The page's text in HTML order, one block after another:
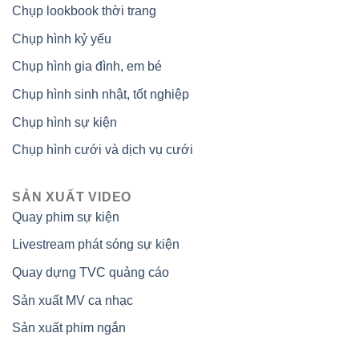
Chụp lookbook thời trang
Chụp hình kỷ yếu
Chụp hình gia đình, em bé
Chụp hình sinh nhật, tốt nghiệp
Chụp hình sự kiện
Chụp hình cưới và dịch vụ cưới
SẢN XUẤT VIDEO
Quay phim sự kiện
Livestream phát sóng sự kiện
Quay dựng TVC quảng cáo
Sản xuất MV ca nhạc
Sản xuất phim ngắn